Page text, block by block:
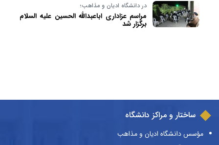
در دانشگاه ادیان و مذاهب؛
مراسم عزاداری اباعبدالله الحسین علیه السلام
برگزار شد
ساختار و مراکز دانشگاه
مؤسس دانشگاه ادیان و مذاهب